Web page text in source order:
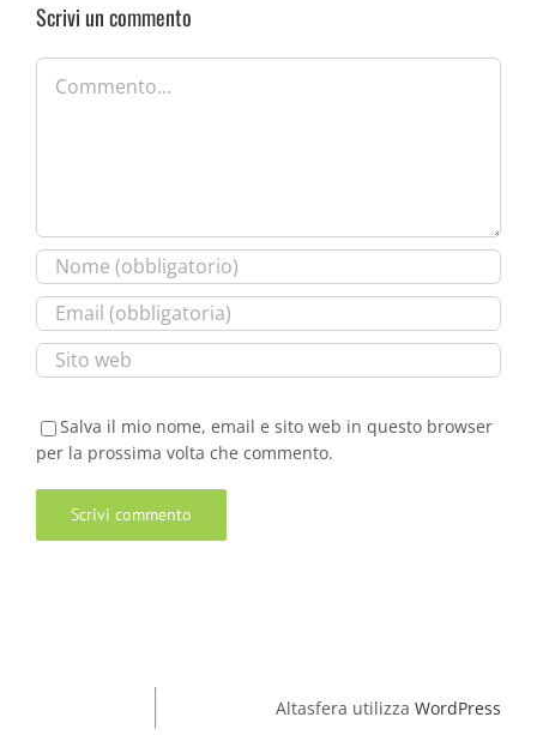
Scrivi un commento
Commento
Salva il mio nome, email e sito web in questo browser
per la prossima volta che commento.
Altasfera utilizza WordPress